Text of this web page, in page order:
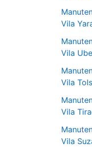
Vila
Vila
Vila
Vila
Vila